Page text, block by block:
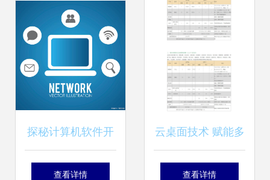
探秘计算机软件开
发 从理念到现实的
查看详情
云桌面技术 赋能多
场景办公与教学的
查看详情